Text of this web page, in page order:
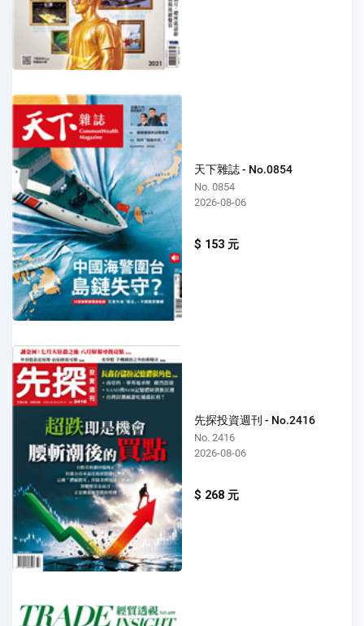
天下雜誌 - No.0854
No. 0854
2026-08-06
$ 153 元
先探投資週刊 - No.2416
No. 2416
2026-08-06
$ 268 元